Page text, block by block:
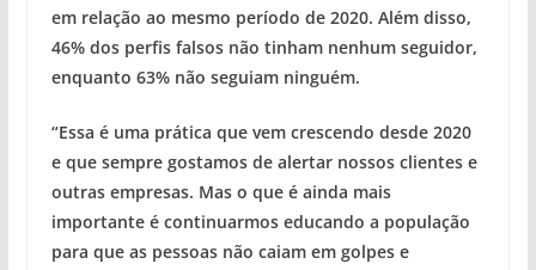
em relação ao mesmo período de 2020. Além disso,
46% dos perfis falsos não tinham nenhum seguidor,
enquanto 63% não seguiam ninguém.
“Essa é uma prática que vem crescendo desde 2020
e que sempre gostamos de alertar nossos clientes e
outras empresas. Mas o que é ainda mais
importante é continuarmos educando a população
para que as pessoas não caiam em golpes e